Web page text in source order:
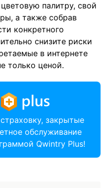
палитру, свой
а также собрав
конкретного
снизите риски
в интернете
только ценой.
закрытые
обслуживание
Qwintry Plus!